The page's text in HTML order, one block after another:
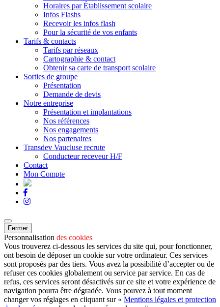
Horaires par Établissement scolaire
Infos Flashs
Recevoir les infos flash
Pour la sécurité de vos enfants
Tarifs & contacts
Tarifs par réseaux
Cartographie & contact
Obtenir sa carte de transport scolaire
Sorties de groupe
Présentation
Demande de devis
Notre entreprise
Présentation et implantations
Nos références
Nos engagements
Nos partenaires
Transdev Vaucluse recrute
Conducteur receveur H/F
Contact
Mon Compte
Fermer
Personnalisation des cookies
Vous trouverez ci-dessous les services du site qui, pour fonctionner,
ont besoin de déposer un cookie sur votre ordinateur. Ces services
sont proposés par des tiers. Vous avez la possibilité d’accepter ou de
refuser ces cookies globalement ou service par service. En cas de
refus, ces services seront désactivés sur ce site et votre expérience de
navigation pourra être dégradée. Vous pouvez à tout moment
changer vos réglages en cliquant sur « Mentions légales et protection